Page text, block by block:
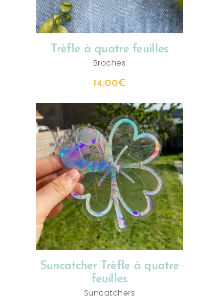
Trèfle à quatre feuilles
Broches
14,00€
AJOUTER AU PANIER
Suncatcher Trèfle à quatre
feuilles
Suncatchers